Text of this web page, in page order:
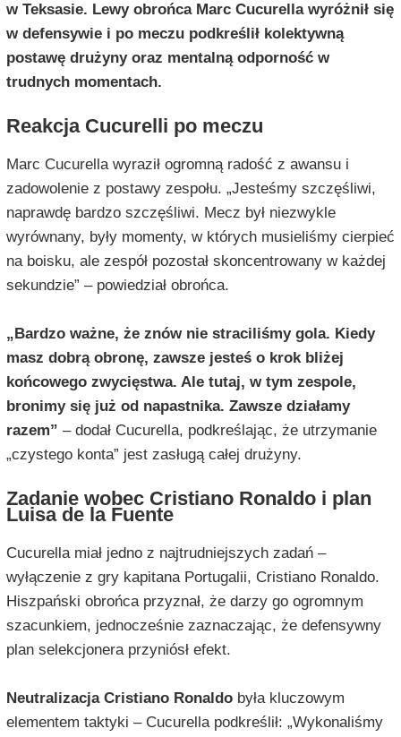
w Teksasie. Lewy obrońca Marc Cucurella wyróżnił się
w defensywie i po meczu podkreślił kolektywną
postawę drużyny oraz mentalną odporność w
trudnych momentach.
Reakcja Cucurelli po meczu
Marc Cucurella wyraził ogromną radość z awansu i
zadowolenie z postawy zespołu. „Jesteśmy szczęśliwi,
naprawdę bardzo szczęśliwi. Mecz był niezwykle
wyrównany, były momenty, w których musieliśmy cierpieć
na boisku, ale zespół pozostał skoncentrowany w każdej
sekundzie” – powiedział obrońca.
„Bardzo ważne, że znów nie straciliśmy gola. Kiedy
masz dobrą obronę, zawsze jesteś o krok bliżej
końcowego zwycięstwa. Ale tutaj, w tym zespole,
bronimy się już od napastnika. Zawsze działamy
razem” – dodał Cucurella, podkreślając, że utrzymanie
„czystego konta” jest zasługą całej drużyny.
Zadanie wobec Cristiano Ronaldo i plan
Luisa de la Fuente
Cucurella miał jedno z najtrudniejszych zadań –
wyłączenie z gry kapitana Portugalii, Cristiano Ronaldo.
Hiszpański obrońca przyznał, że darzy go ogromnym
szacunkiem, jednocześnie zaznaczając, że defensywny
plan selekcjonera przyniósł efekt.
Neutralizacja Cristiano Ronaldobyła kluczowym
elementem taktyki – Cucurella podkreślił: „Wykonaliśmy